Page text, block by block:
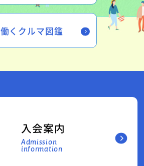
働くクルマ図鑑
入会案内
Admission
information